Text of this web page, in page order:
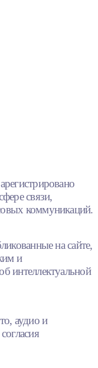
связи,
коммуникаций.
на сайте,
и
интеллектуальной
аудио и